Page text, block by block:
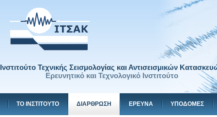
Ινστιτούτο Τεχνικής Σεισμολογίας και Αντισεισμικών
Ερευνητικό και Τεχνολογικό Ινστιτούτο
ΤΟ ΙΝΣΤΙΤΟΥΤΟ ΔΙΑΡΘΡΩΣΗ ΕΡΕΥΝΑ ΥΠΟΔΟΜΕΣ